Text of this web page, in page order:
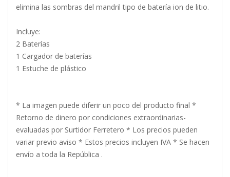
elimina las sombras del mandril tipo de batería ion de litio.
Incluye:
2 Baterías
1 Cargador de baterías
1 Estuche de plástico
* La imagen puede diferir un poco del producto final *
Retorno de dinero por condiciones extraordinarias-
evaluadas por Surtidor Ferretero * Los precios pueden
variar previo aviso * Estos precios incluyen IVA * Se hacen
envío a toda la República .